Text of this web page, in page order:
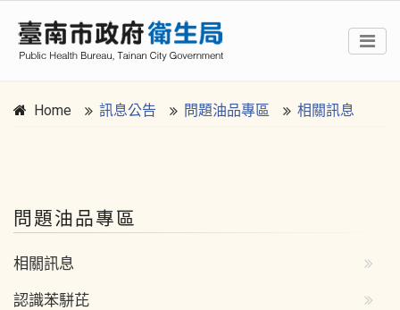
Home 訊息公告 問題油品專區 相關訊息
問題油品專區
相關訊息
認識苯駢芘